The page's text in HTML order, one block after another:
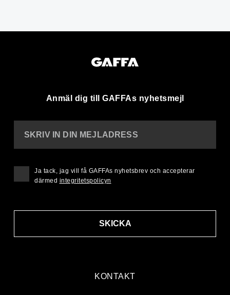
Anmäl dig till GAFFAs nyhetsmejl
KONTAKT
SKRIV IN DIN MEJLADRESS
SKICKA
Ja tack, jag vill få GAFFAs nyhetsbrev och accepterar
därmed integritetspolicyn